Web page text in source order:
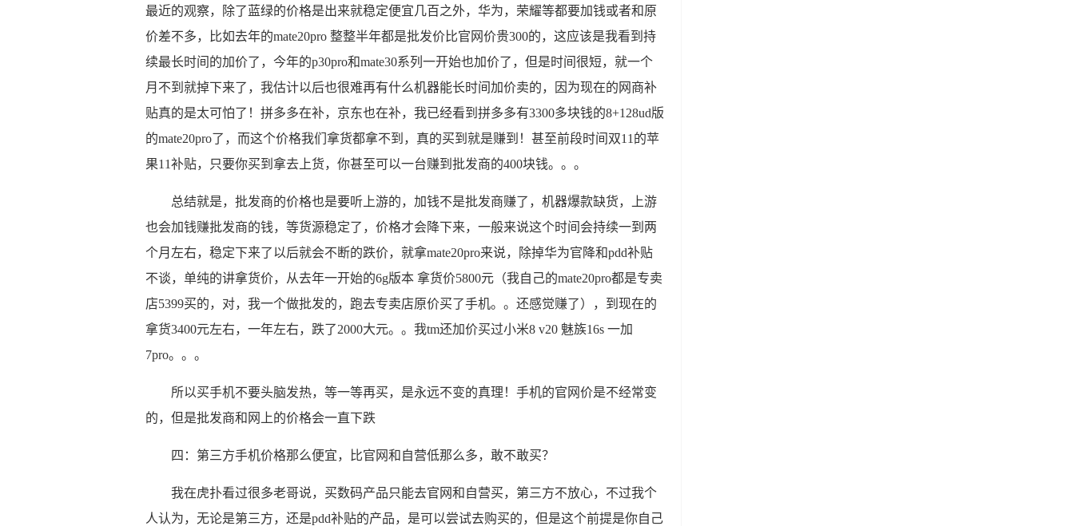
最近的观察，除了蓝绿的价格是出来就稳定便宜几百之外，华为，荣耀等都要加钱或者和原
价差不多，比如去年的mate20pro 整整半年都是批发价比官网价贵300的，这应该是我看到持
续最长时间的加价了，今年的p30pro和mate30系列一开始也加价了，但是时间很短，就一个
月不到就掉下来了，我估计以后也很难再有什么机器能长时间加价卖的，因为现在的网商补
贴真的是太可怕了！拼多多在补，京东也在补，我已经看到拼多多有3300多块钱的8+128ud版
的mate20pro了，而这个价格我们拿货都拿不到，真的买到就是赚到！甚至前段时间双11的苹
果11补贴，只要你买到拿去上货，你甚至可以一台赚到批发商的400块钱。。。
总结就是，批发商的价格也是要听上游的，加钱不是批发商赚了，机器爆款缺货，上游
也会加钱赚批发商的钱，等货源稳定了，价格才会降下来，一般来说这个时间会持续一到两
个月左右，稳定下来了以后就会不断的跌价，就拿mate20pro来说，除掉华为官降和pdd补贴
不谈，单纯的讲拿货价，从去年一开始的6g版本 拿货价5800元（我自己的mate20pro都是专卖
店5399买的，对，我一个做批发的，跑去专卖店原价买了手机。。还感觉赚了），到现在的
拿货3400元左右，一年左右，跌了2000大元。。我tm还加价买过小米8 v20 魅族16s 一加
7pro。。。
所以买手机不要头脑发热，等一等再买，是永远不变的真理！手机的官网价是不经常变
的，但是批发商和网上的价格会一直下跌
四：第三方手机价格那么便宜，比官网和自营低那么多，敢不敢买？
我在虎扑看过很多老哥说，买数码产品只能去官网和自营买，第三方不放心，不过我个
人认为，无论是第三方，还是pdd补贴的产品，是可以尝试去购买的，但是这个前提是你自己